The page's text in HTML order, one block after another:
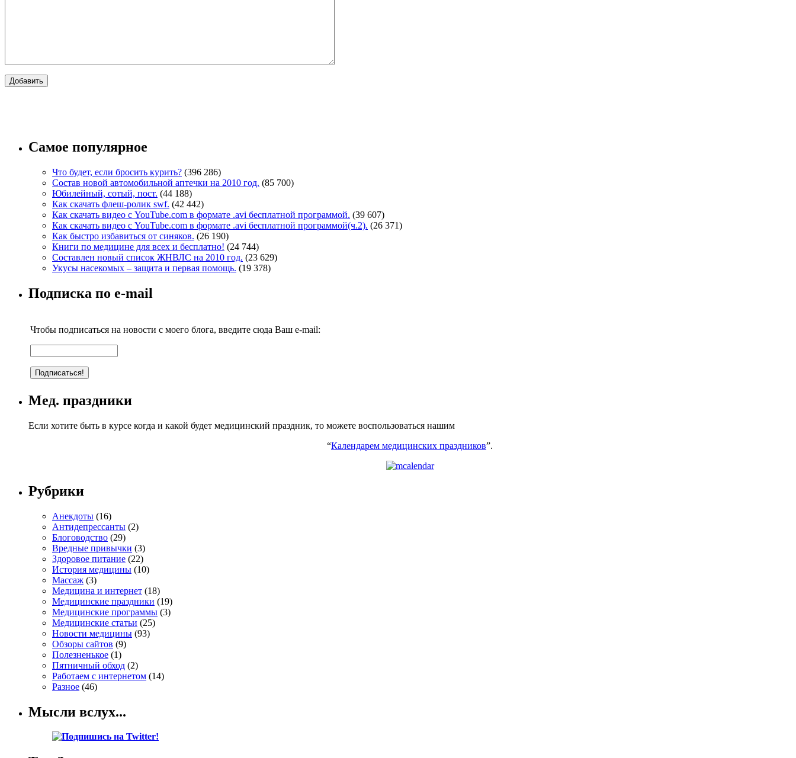
Самое популярное
Что будет, если бросить курить? (396 286)
Состав новой автомобильной аптечки на 2010 год. (85 700)
Юбилейный, сотый, пост. (44 188)
Как скачать флеш-ролик swf. (42 442)
Как скачать видео с YouTube.com в формате .avi бесплатной программой. (39 607)
Как скачать видео с YouTube.com в формате .avi бесплатной программой(ч.2). (26 371)
Как быстро избавиться от синяков. (26 190)
Книги по медицине для всех и бесплатно! (24 744)
Составлен новый список ЖНВЛС на 2010 год. (23 629)
Укусы насекомых – защита и первая помощь. (19 378)
Подписка по e-mail
Чтобы подписаться на новости с моего блога, введите сюда Ваш e-mail:
Мед. праздники
Если хотите быть в курсе когда и какой будет медицинский праздник, то можете воспользоваться нашим
“Календарем медицинских праздников”.
Рубрики
Анекдоты (16)
Антидепрессанты (2)
Блоговодство (29)
Вредные привычки (3)
Здоровое питание (22)
История медицины (10)
Массаж (3)
Медицина и интернет (18)
Медицинские праздники (19)
Медицинские программы (3)
Медицинские статьи (25)
Новости медицины (93)
Обзоры сайтов (9)
Полезненькое (1)
Пятничный обход (2)
Работаем с интернетом (14)
Разное (46)
Мысли вслух...